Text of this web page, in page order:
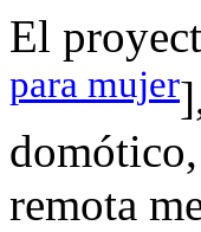
El
para mujer
remota